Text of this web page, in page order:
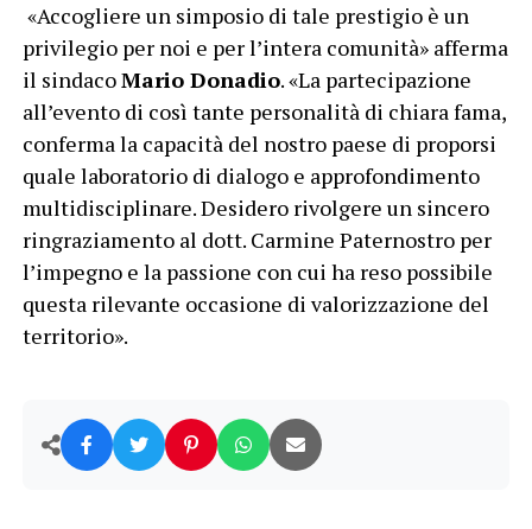
«Accogliere un simposio di tale prestigio è un
privilegio per noi e per l’intera comunità» afferma
il sindacoMario Donadio. «La partecipazione
all’evento di così tante personalità di chiara fama,
conferma la capacità del nostro paese di proporsi
quale laboratorio di dialogo e approfondimento
multidisciplinare. Desidero rivolgere un sincero
ringraziamento al dott. Carmine Paternostro per
l’impegno e la passione con cui ha reso possibile
questa rilevante occasione di valorizzazione del
territorio».